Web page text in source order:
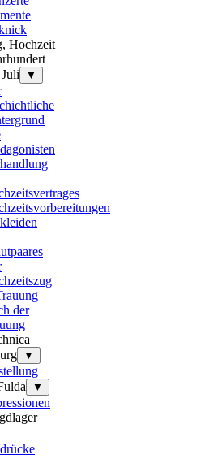
Hochzeit
▼
der
▼
▼